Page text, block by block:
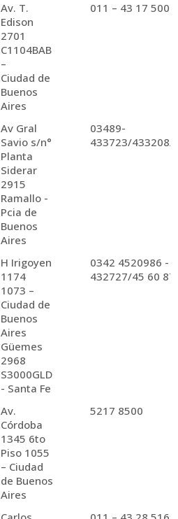
Av. T.
Edison
2701
C1104BAB
–
Ciudad de
Buenos
Aires
011 – 43 17 5000
Av Gral
Savio s/n°
Planta
Siderar
2915
Ramallo -
Pcia de
Buenos
Aires
03489-
433723/433208/
H Irigoyen
1174
1073 –
Ciudad de
Buenos
Aires
Güemes
2968
S3000GLD
- Santa Fe
0342 4520986 -
432727/45 60
Av.
Córdoba
1345 6to
Piso 1055
– Ciudad
de Buenos
Aires
5217 8500